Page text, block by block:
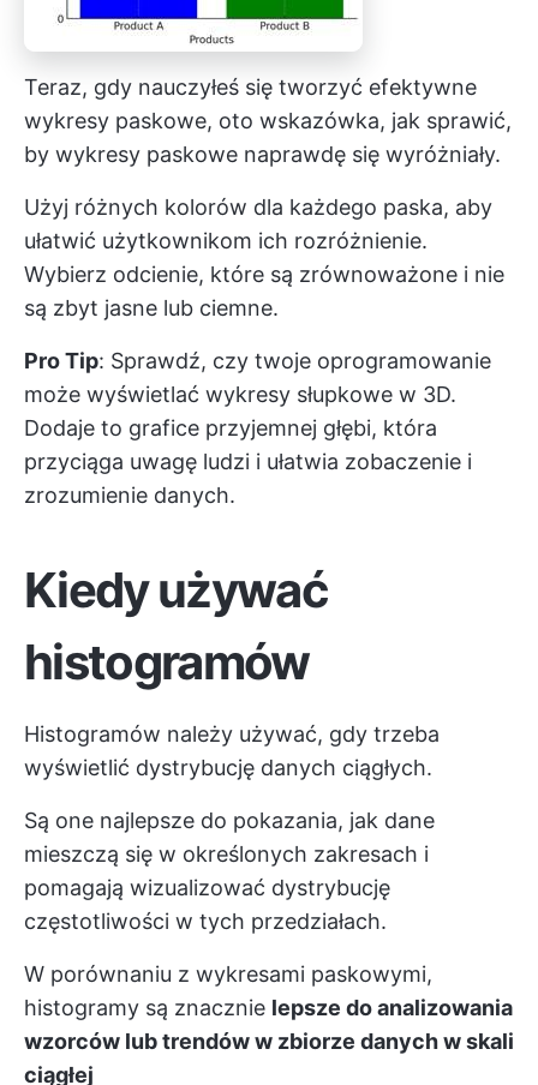
Teraz, gdy nauczyłeś się tworzyć efektywne
wykresy paskowe, oto wskazówka, jak sprawić,
by wykresy paskowe naprawdę się wyróżniały.
Użyj różnych kolorów dla każdego paska, aby
ułatwić użytkownikom ich rozróżnienie.
Wybierz odcienie, które są zrównoważone i nie
są zbyt jasne lub ciemne.
Pro Tip: Sprawdź, czy twoje oprogramowanie
może wyświetlać wykresy słupkowe w 3D.
Dodaje to grafice przyjemnej głębi, która
przyciąga uwagę ludzi i ułatwia zobaczenie i
zrozumienie danych.
Kiedy używać
histogramów
Histogramów należy używać, gdy trzeba
wyświetlić dystrybucję danych ciągłych.
Są one najlepsze do pokazania, jak dane
mieszczą się w określonych zakresach i
pomagają wizualizować dystrybucję
częstotliwości w tych przedziałach.
W porównaniu z wykresami paskowymi,
histogramy są znacznie lepsze do analizowania
wzorców lub trendów w zbiorze danych w skali
ciągłej